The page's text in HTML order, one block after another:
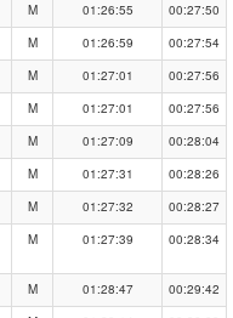
M 01:26:55
00:27:50
M 01:26:59
00:27:54
M 01:27:01
00:27:56
M 01:27:01
00:27:56
M 01:27:09
00:28:04
M 01:27:31
00:28:26
M 01:27:32
00:28:27
M 01:27:39 00:28:34
M 01:28:47
00:29:42